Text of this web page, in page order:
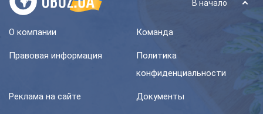
В начало
О компании Команда
Правовая информация
Политика
конфиденциальности
Реклама на сайте Документы